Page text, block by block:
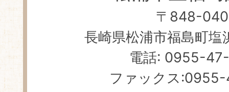
〒848-
長崎県松浦市福島町
電話: 0955-
ファックス